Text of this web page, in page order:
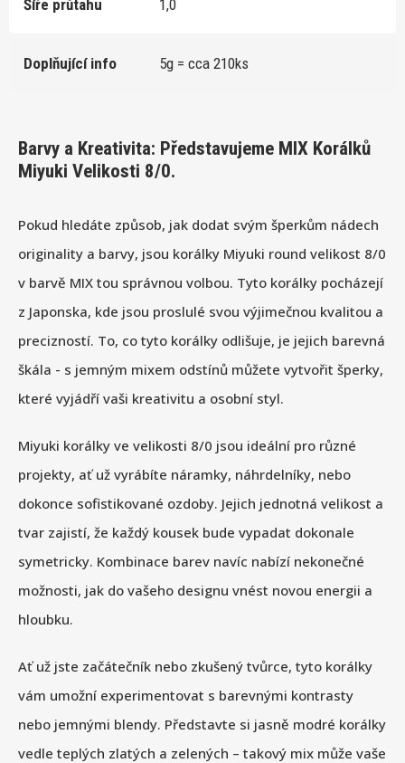
Barvy a Kreativita: Představujeme MIX Korálků
Miyuki Velikosti 8/0.
Pokud hledáte způsob, jak dodat svým šperkům nádech
originality a barvy, jsou korálky Miyuki round velikost 8/0
v barvě MIX tou správnou volbou. Tyto korálky pocházejí
z Japonska, kde jsou proslulé svou výjimečnou kvalitou a
precizností. To, co tyto korálky odlišuje, je jejich barevná
škála - s jemným mixem odstínů můžete vytvořit šperky,
které vyjádří vaši kreativitu a osobní styl.
Miyuki korálky ve velikosti 8/0 jsou ideální pro různé
projekty, ať už vyrábíte náramky, náhrdelníky, nebo
dokonce sofistikované ozdoby. Jejich jednotná velikost a
tvar zajistí, že každý kousek bude vypadat dokonale
symetricky. Kombinace barev navíc nabízí nekonečné
možnosti, jak do vašeho designu vnést novou energii a
hloubku.
Ať už jste začátečník nebo zkušený tvůrce, tyto korálky
vám umožní experimentovat s barevnými kontrasty
nebo jemnými blendy. Představte si jasně modré korálky
vedle teplých zlatých a zelených – takový mix může vaše
Šíře průtahu 1,0
Doplňující info 5g = cca 210ks